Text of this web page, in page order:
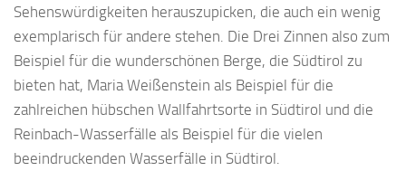
Sehenswürdigkeiten herauszupicken, die auch ein wenig
exemplarisch für andere stehen. Die Drei Zinnen also zum
Beispiel für die wunderschönen Berge, die Südtirol zu
bieten hat, Maria Weißenstein als Beispiel für die
zahlreichen hübschen Wallfahrtsorte in Südtirol und die
Reinbach-Wasserfälle als Beispiel für die vielen
beeindruckenden Wasserfälle in Südtirol.